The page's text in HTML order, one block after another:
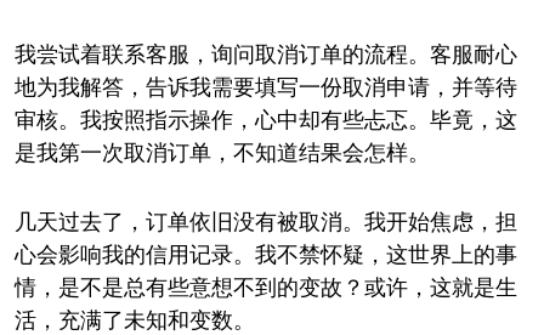
我尝试着联系客服，询问取消订单的流程。客服耐心
地为我解答，告诉我需要填写一份取消申请，并等待
审核。我按照指示操作，心中却有些忐忑。毕竟，这
是我第一次取消订单，不知道结果会怎样。
几天过去了，订单依旧没有被取消。我开始焦虑，担
心会影响我的信用记录。我不禁怀疑，这世界上的事
情，是不是总有些意想不到的变故？或许，这就是生
活，充满了未知和变数。